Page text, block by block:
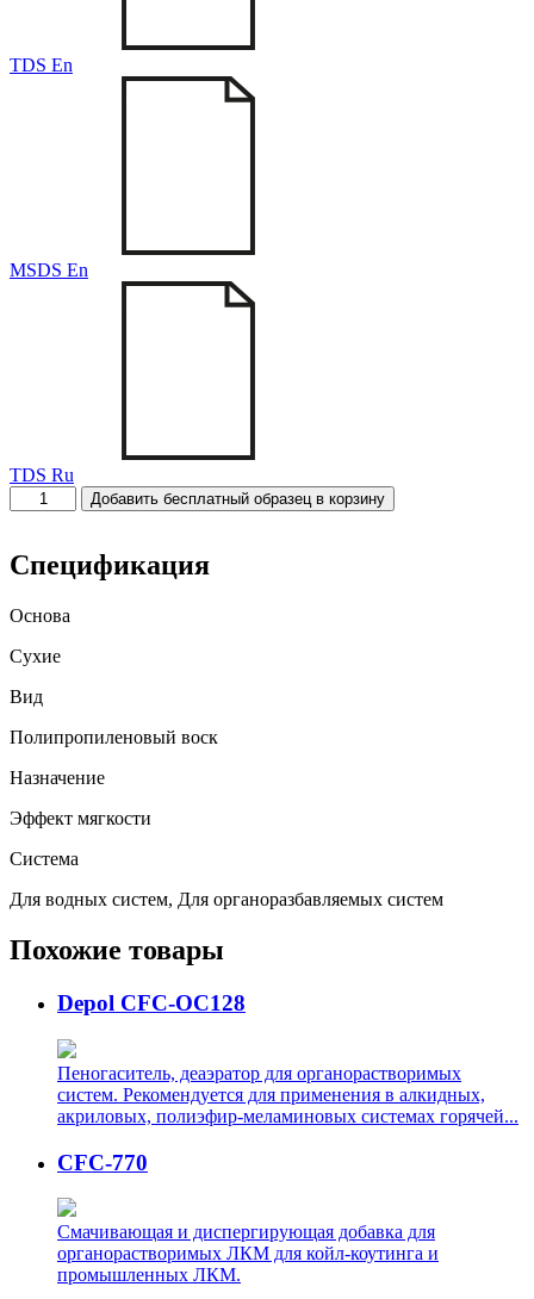
TDS En
MSDS En
TDS Ru
Количество
товара
378
Добавить бесплатный образец в корзину
Спецификация
Основа
Сухие
Вид
Полипропиленовый воск
Назначение
Эффект мягкости
Система
Для водных систем, Для органоразбавляемых систем
Похожие товары
Depol CFC-OC128
Пеногаситель, деаэратор для органорастворимых
систем. Рекомендуется для применения в алкидных,
акриловых, полиэфир-меламиновых системах горячей...
CFC-770
Cмачивающая и диспергирующая добавка для
органорастворимых ЛКМ для койл-коутинга и
промышленных ЛКМ.